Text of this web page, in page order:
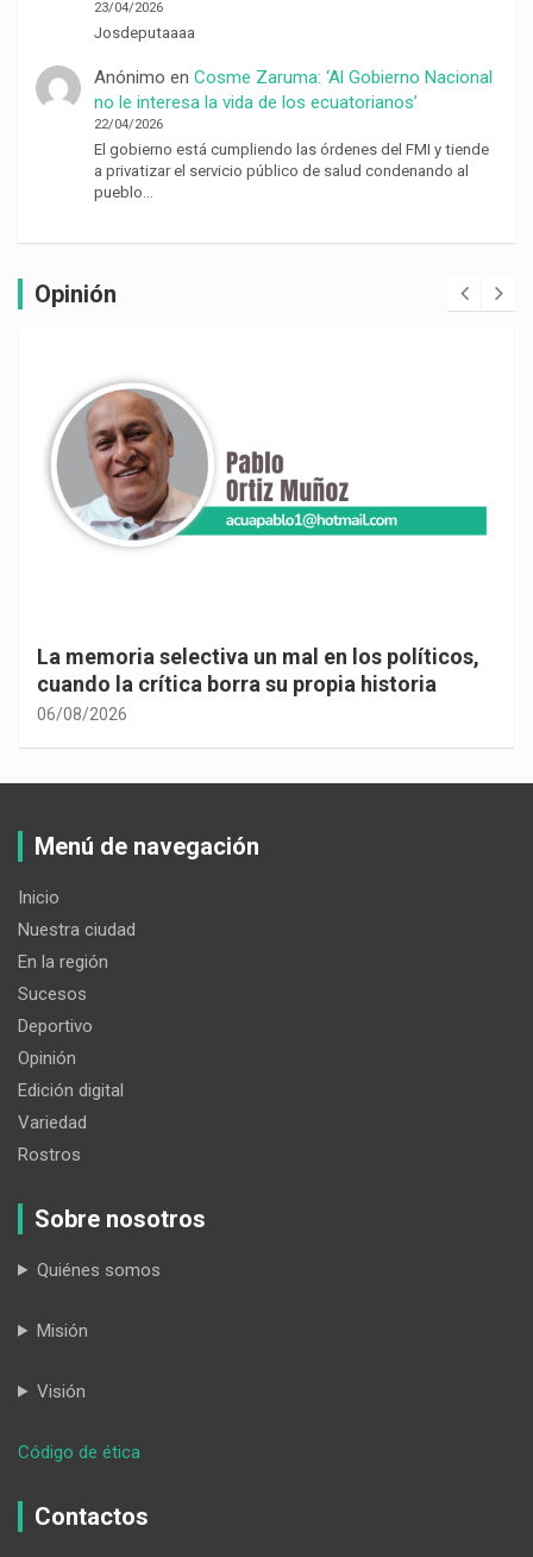
23/04/2026
Josdeputaaaa
Anónimo en Cosme Zaruma: ‘Al Gobierno Nacional
no le interesa la vida de los ecuatorianos’
22/04/2026
El gobierno está cumpliendo las órdenes del FMI y tiende
a privatizar el servicio público de salud condenando al
pueblo…
Opinión
La memoria selectiva un mal en los políticos,
cuando la crítica borra su propia historia
06/08/2026
Menú de navegación
Inicio
Nuestra ciudad
En la región
Sucesos
Deportivo
Opinión
Edición digital
Variedad
Rostros
Sobre nosotros
Quiénes somos
Misión
Visión
Código de ética
Contactos